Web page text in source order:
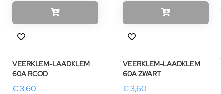
VEERKLEM-LAADKLEM
60A ROOD
€ 3,60
VEERKLEM-LAADKLEM
60A ZWART
€ 3,60